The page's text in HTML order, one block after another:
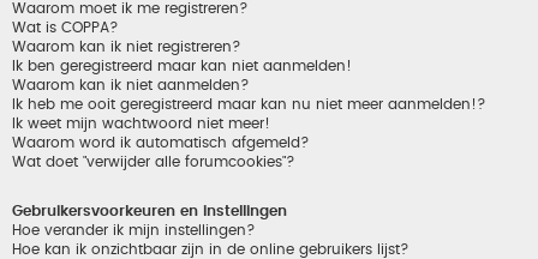
Waarom moet ik me registreren?
Wat is COPPA?
Waarom kan ik niet registreren?
Ik ben geregistreerd maar kan niet aanmelden!
Waarom kan ik niet aanmelden?
Ik heb me ooit geregistreerd maar kan nu niet meer aanmelden!?
Ik weet mijn wachtwoord niet meer!
Waarom word ik automatisch afgemeld?
Wat doet "verwijder alle forumcookies"?
Gebruikersvoorkeuren en instellingen
Hoe verander ik mijn instellingen?
Hoe kan ik onzichtbaar zijn in de online gebruikers lijst?